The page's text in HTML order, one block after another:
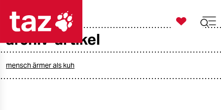

taz zahl ich
archiv-artikel
mensch ärmer als kuh